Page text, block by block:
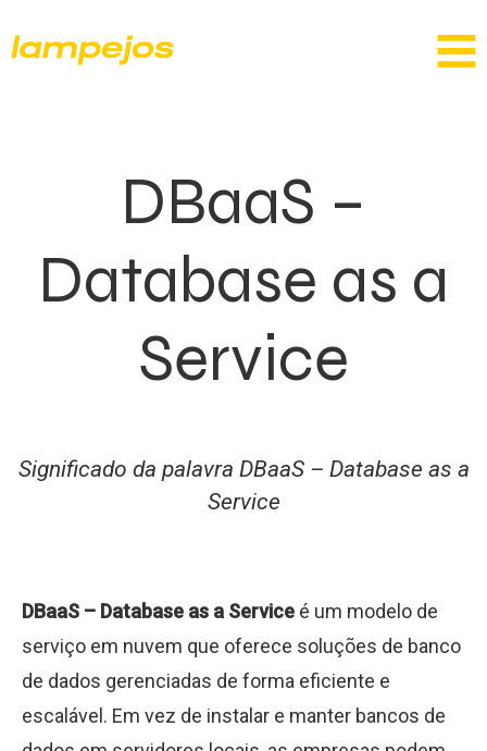
DBaaS –
Database as a
Service
Significado da palavra DBaaS – Database as a
Service
DBaaS – Database as a Service é um modelo de
serviço em nuvem que oferece soluções de banco
de dados gerenciadas de forma eficiente e
escalável. Em vez de instalar e manter bancos de